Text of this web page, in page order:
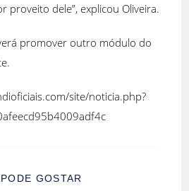
proveito dele”, explicou Oliveira.
promover outro módulo do
site/noticia.php?
GOSTAR